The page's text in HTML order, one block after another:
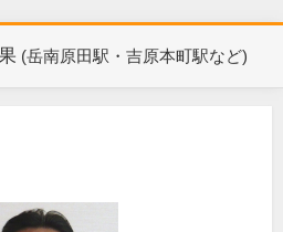
(岳南原田駅・吉原本町駅など)